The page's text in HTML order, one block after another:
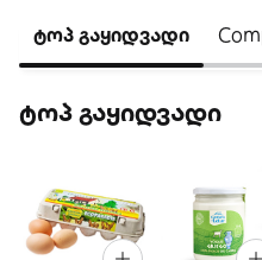
ტოპ გაყიდვადი
ტოპ გაყიდვადი